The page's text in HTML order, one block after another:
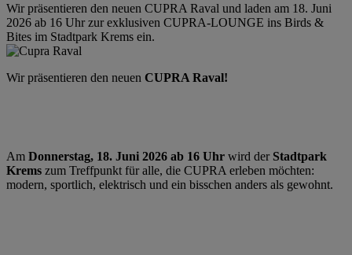
Wir präsentieren den neuen CUPRA Raval und laden am 18. Juni
2026 ab 16 Uhr zur exklusiven CUPRA-LOUNGE ins Birds &
Bites im Stadtpark Krems ein.
Wir präsentieren den neuen CUPRA Raval!
Am Donnerstag, 18. Juni 2026 ab 16 Uhr wird der Stadtpark
Krems zum Treffpunkt für alle, die CUPRA erleben möchten:
modern, sportlich, elektrisch und ein bisschen anders als gewohnt.